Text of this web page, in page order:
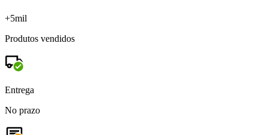
+5mil
Produtos vendidos
Entrega
No prazo